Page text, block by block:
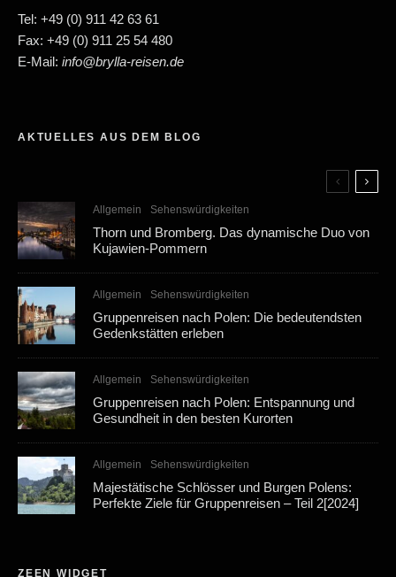
Tel: +49 (0) 911 42 63 61
Fax: +49 (0) 911 25 54 480
E-Mail: info@brylla-reisen.de
AKTUELLES AUS DEM BLOG
Allgemein Sehenswürdigkeiten
Thorn und Bromberg. Das dynamische Duo von
Kujawien-Pommern
Allgemein Sehenswürdigkeiten
Gruppenreisen nach Polen: Die bedeutendsten
Gedenkstätten erleben
Allgemein Sehenswürdigkeiten
Gruppenreisen nach Polen: Entspannung und
Gesundheit in den besten Kurorten
Allgemein Sehenswürdigkeiten
Majestätische Schlösser und Burgen Polens:
Perfekte Ziele für Gruppenreisen – Teil 2[2024]
ZEEN WIDGET